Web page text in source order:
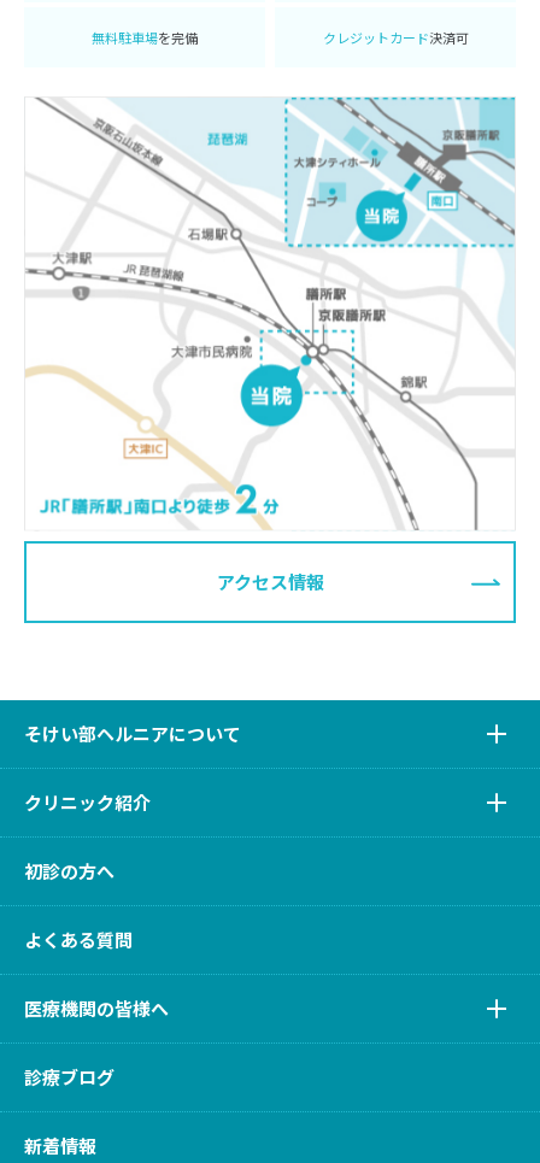
無料駐車場を完備 クレジットカード決済可
アクセス情報
そけい部ヘルニアについて
クリニック紹介
初診の方へ
よくある質問
医療機関の皆様へ
診療ブログ
新着情報